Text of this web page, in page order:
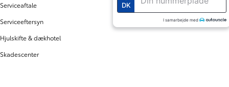
Serviceaftale
Serviceeftersyn
Hjulskifte & dækhotel
Skadescenter
DK
I samarbejde med